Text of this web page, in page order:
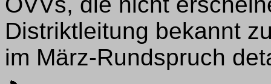
Distriktleitung bekannt
im März-Rundspruch